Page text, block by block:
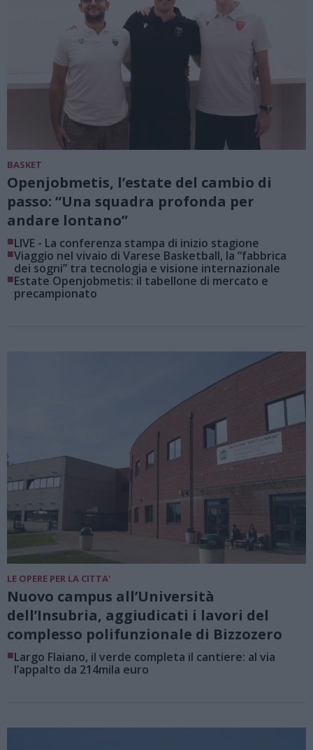
BASKET
Openjobmetis, l’estate del cambio di
passo: “Una squadra profonda per
andare lontano”
■LIVE - La conferenza stampa di inizio stagione
■Viaggio nel vivaio di Varese Basketball, la “fabbrica
dei sogni” tra tecnologia e visione internazionale
■Estate Openjobmetis: il tabellone di mercato e
precampionato
LE OPERE PER LA CITTA'
Nuovo campus all’Università
dell’Insubria, aggiudicati i lavori del
complesso polifunzionale di Bizzozero
■Largo Flaiano, il verde completa il cantiere: al via
l’appalto da 214mila euro